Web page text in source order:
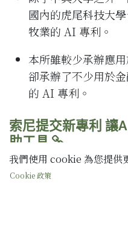
國內的虎尾科技大學
牧業的 AI 專利。
本所雖較少承辦應
卻承辦了不少用於
的 AI 專利。
索尼提交新專利 讓
助工具
AI技術的應用越來
者，讓身障者也可以
專利的難度也逐漸
我們使用 cookie 為您提供
Cookie 政策